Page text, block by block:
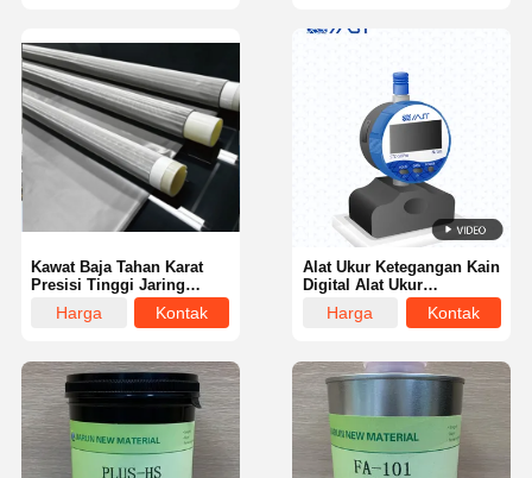
Kawat Baja Tahan Karat
Presisi Tinggi Jaring
Sablon Tahan Lama
Tinggi
Harga
Kontak
Alat Ukur Ketegangan Kain
Digital Alat Ukur
Ketegangan Sablon
Canggih Cerdas
Harga
Kontak